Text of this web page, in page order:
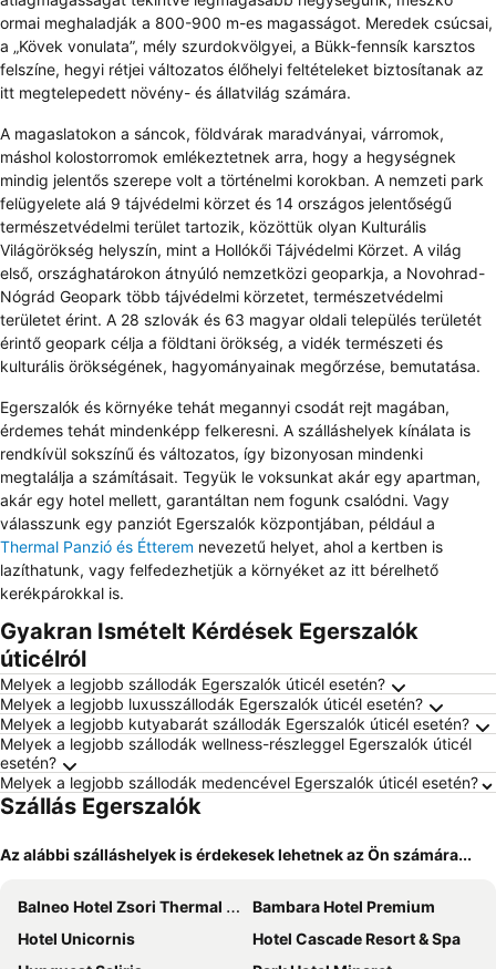
ormai meghaladják a 800-900 m-es magasságot. Meredek csúcsai,
a „Kövek vonulata”, mély szurdokvölgyei, a Bükk-fennsík karsztos
felszíne, hegyi rétjei változatos élőhelyi feltételeket biztosítanak az
itt megtelepedett növény- és állatvilág számára.
A magaslatokon a sáncok, földvárak maradványai, várromok,
máshol kolostorromok emlékeztetnek arra, hogy a hegységnek
mindig jelentős szerepe volt a történelmi korokban. A nemzeti park
felügyelete alá 9 tájvédelmi körzet és 14 országos jelentőségű
természetvédelmi terület tartozik, közöttük olyan Kulturális
Világörökség helyszín, mint a Hollókői Tájvédelmi Körzet. A világ
első, országhatárokon átnyúló nemzetközi geoparkja, a Novohrad-
Nógrád Geopark több tájvédelmi körzetet, természetvédelmi
területet érint. A 28 szlovák és 63 magyar oldali település területét
érintő geopark célja a földtani örökség, a vidék természeti és
kulturális örökségének, hagyományainak megőrzése, bemutatása.
Egerszalók és környéke tehát megannyi csodát rejt magában,
érdemes tehát mindenképp felkeresni. A szálláshelyek kínálata is
rendkívül sokszínű és változatos, így bizonyosan mindenki
megtalálja a számításait. Tegyük le voksunkat akár egy apartman,
akár egy hotel mellett, garantáltan nem fogunk csalódni. Vagy
válasszunk egy panziót Egerszalók központjában, például a
Thermal Panzió és Étterem nevezetű helyet, ahol a kertben is
lazíthatunk, vagy felfedezhetjük a környéket az itt bérelhető
kerékpárokkal is.
Gyakran Ismételt Kérdések Egerszalók
úticélról
Melyek a legjobb szállodák Egerszalók úticél esetén?
Melyek a legjobb luxusszállodák Egerszalók úticél esetén?
Melyek a legjobb kutyabarát szállodák Egerszalók úticél esetén?
Melyek a legjobb szállodák wellness-részleggel Egerszalók úticél
esetén?
Melyek a legjobb szállodák medencével Egerszalók úticél esetén?
Szállás Egerszalók
Az alábbi szálláshelyek is érdekesek lehetnek az Ön számára...
Balneo Hotel Zsori Thermal & Wellness
Bambara Hotel Premium
Hotel Unicornis
Hotel Cascade Resort & Spa